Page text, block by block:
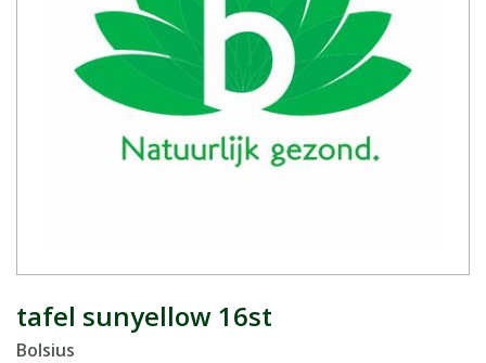
tafel sunyellow 16st
Bolsius